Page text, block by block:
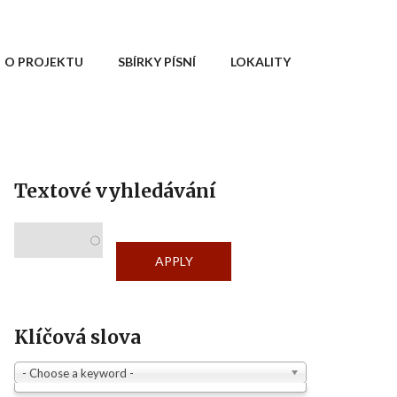
O PROJEKTU SBÍRKY PÍSNÍ LOKALITY
Textové vyhledávání
Klíčová slova
- Choose a keyword -